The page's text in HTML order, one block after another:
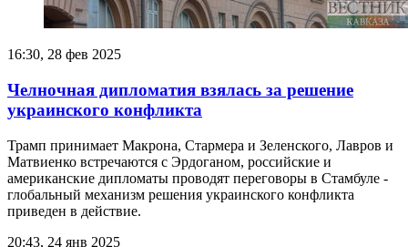
16:30, 28 фев 2025
Челночная дипломатия взялась за решение
украинского конфликта
Трамп принимает Макрона, Стармера и Зеленского, Лавров и
Матвиенко встречаются с Эрдоганом, российские и
американские дипломаты проводят переговоры в Стамбуле -
глобальный механизм решения украинского конфликта
приведен в действие.
20:43, 24 янв 2025